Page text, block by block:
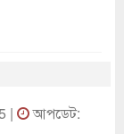
|
আপডেট: